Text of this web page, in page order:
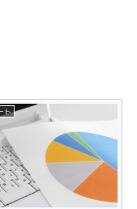
ト